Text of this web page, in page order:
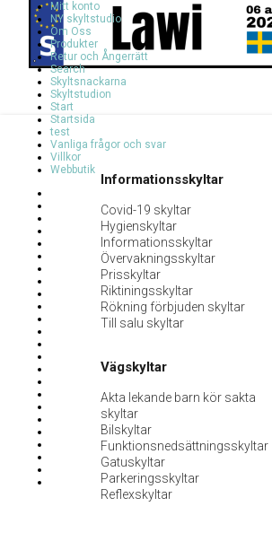
Mitt konto
NY skyltstudio
Om Oss
Produkter
Retur och Ångerrätt
Search
Skyltsnackarna
Skyltstudion
Start
Startsida
test
Vanliga frågor och svar
Villkor
Webbutik
Informationsskyltar
Covid-19 skyltar
Hygienskyltar
Informationsskyltar
Övervakningsskyltar
Prisskyltar
Riktiningsskyltar
Rökning förbjuden skyltar
Till salu skyltar
Vägskyltar
Akta lekande barn kör sakta
skyltar
Bilskyltar
Funktionsnedsättningsskyltar
Gatuskyltar
Parkeringsskyltar
Reflexskyltar